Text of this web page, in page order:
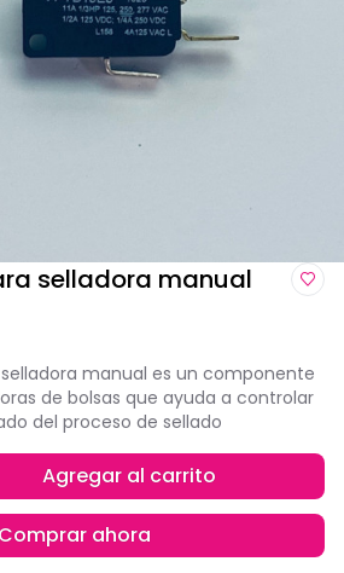
selladora manual
manual es un componente
de bolsas que ayuda a controlar
del proceso de sellado
Agregar al carrito
Comprar ahora